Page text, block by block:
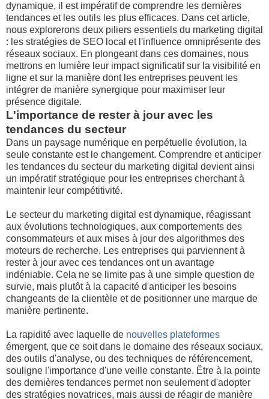
dynamique, il est impératif de comprendre les dernières
tendances et les outils les plus efficaces. Dans cet article,
nous explorerons deux piliers essentiels du marketing digital
: les stratégies de SEO local et l'influence omniprésente des
réseaux sociaux. En plongeant dans ces domaines, nous
mettrons en lumière leur impact significatif sur la visibilité en
ligne et sur la manière dont les entreprises peuvent les
intégrer de manière synergique pour maximiser leur
présence digitale.
L'importance de rester à jour avec les
tendances du secteur
Dans un paysage numérique en perpétuelle évolution, la
seule constante est le changement. Comprendre et anticiper
les tendances du secteur du marketing digital devient ainsi
un impératif stratégique pour les entreprises cherchant à
maintenir leur compétitivité.
Le secteur du marketing digital est dynamique, réagissant
aux évolutions technologiques, aux comportements des
consommateurs et aux mises à jour des algorithmes des
moteurs de recherche. Les entreprises qui parviennent à
rester à jour avec ces tendances ont un avantage
indéniable. Cela ne se limite pas à une simple question de
survie, mais plutôt à la capacité d'anticiper les besoins
changeants de la clientèle et de positionner une marque de
manière pertinente.
La rapidité avec laquelle de nouvelles plateformes
émergent, que ce soit dans le domaine des réseaux sociaux,
des outils d'analyse, ou des techniques de référencement,
souligne l'importance d'une veille constante. Être à la pointe
des dernières tendances permet non seulement d'adopter
des stratégies novatrices, mais aussi de réagir de manière